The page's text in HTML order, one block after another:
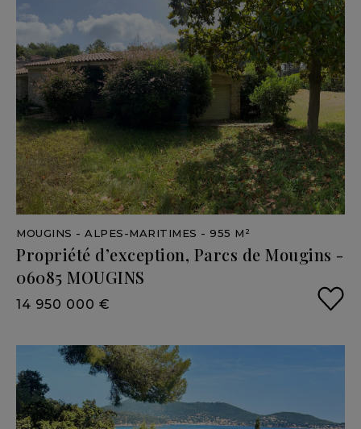
MOUGINS - ALPES-MARITIMES - 955 M²
Propriété d’exception, Parcs de Mougins -
06085 MOUGINS
14 950 000 €